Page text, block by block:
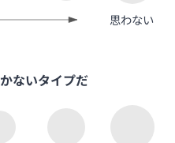
思わない
ないタイプだ